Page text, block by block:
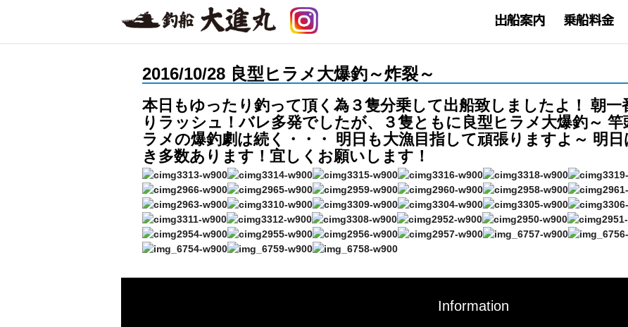
2016/10/28 良型ヒラメ大爆釣～炸裂～
本日もゆったり釣って頂く為３隻分乗して出船致しましたよ！ 朝
りラッシュ！バレ多発でしたが、３隻ともに良型ヒラメ大爆釣～ 竿
ラメの爆釣劇は続く・・・ 明日も大漁目指して頑張りますよ～ 明
き多数あります！宜しくお願いします！
Information